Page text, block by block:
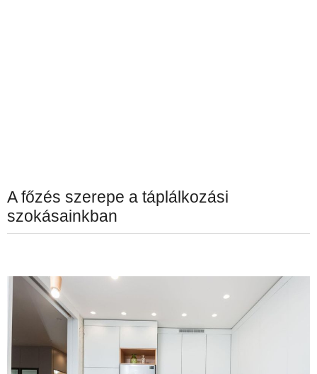
A főzés szerepe a táplálkozási
szokásainkban